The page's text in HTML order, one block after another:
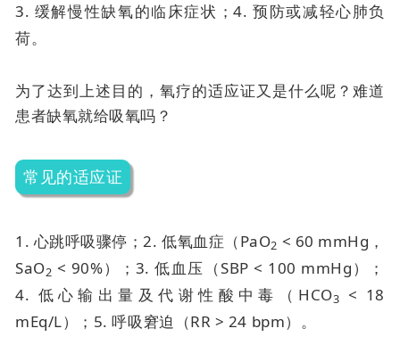
3. 缓解慢性缺氧的临床症状；4. 预防或减轻心肺负
荷。
为了达到上述目的，氧疗的适应证又是什么呢？难道
患者缺氧就给吸氧吗？
常见的适应证
1. 心跳呼吸骤停；2. 低氧血症（PaO2 < 60 mmHg，
SaO2 < 90%）； 3. 低血压（SBP < 100 mmHg）；
4. 低心输出量及代谢性酸中毒（HCO3
< 18
mEq/L）； 5. 呼吸窘迫（RR > 24 bpm）。